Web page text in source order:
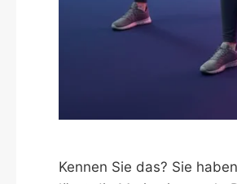
Kennen Sie das? Sie